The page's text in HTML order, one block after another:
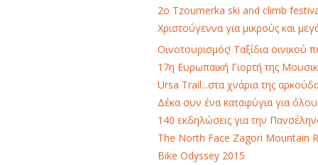
2o Tzoumerka ski and climb
Χριστούγεννα για μικρούς και
Οινοτουρισμός! Ταξίδια οινικού
17η Ευρωπαϊκή Γιορτή της
Ursa Trail...στα χνάρια της
Δέκα συν ένα καταφύγια για
140 εκδηλώσεις για την
Τhe North Face Zagori Mountain
Bike Odyssey 2015